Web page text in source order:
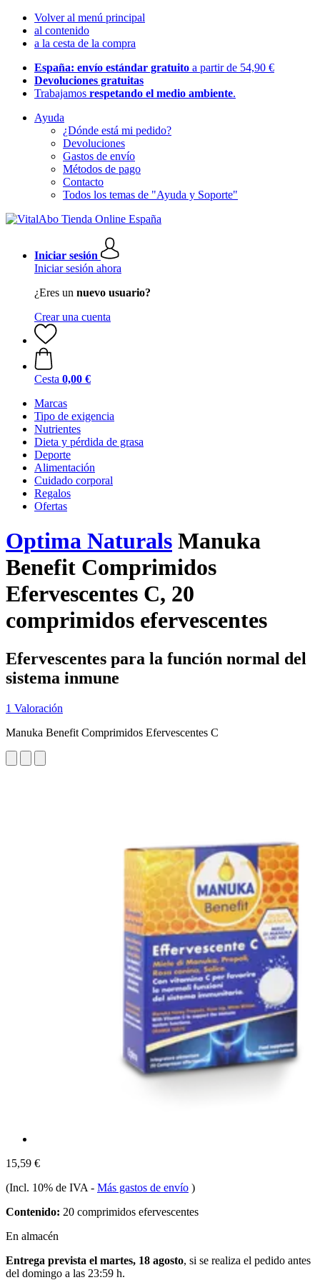
Volver al menú principal
al contenido
a la cesta de la compra
España: envío estándar gratuito a partir de 54,90 €
Devoluciones gratuitas
Trabajamos respetando el medio ambiente.
Ayuda
¿Dónde está mi pedido?
Devoluciones
Gastos de envío
Métodos de pago
Contacto
Todos los temas de "Ayuda y Soporte"
Iniciar sesión
Iniciar sesión ahora
¿Eres un nuevo usuario?
Crear una cuenta
Cesta 0,00 €
Marcas
Tipo de exigencia
Nutrientes
Dieta y pérdida de grasa
Deporte
Alimentación
Cuidado corporal
Regalos
Ofertas
Optima Naturals Manuka
Benefit Comprimidos
Efervescentes C, 20
comprimidos efervescentes
Efervescentes para la función normal del
sistema inmune
1 Valoración
Manuka Benefit Comprimidos Efervescentes C
15,59 €
(Incl. 10% de IVA - Más gastos de envío )
Contenido: 20 comprimidos efervescentes
En almacén
Entrega prevista el martes, 18 agosto, si se realiza el pedido antes
del domingo a las 23:59 h.